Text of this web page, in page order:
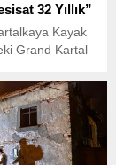
32 Yıllık”
Kayak
Grand Kartal
kişinin
yangının
çeken bir